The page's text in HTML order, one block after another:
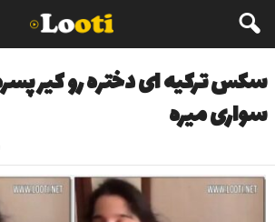
سکس ترکیه ای دختره رو کیر
سواری میره